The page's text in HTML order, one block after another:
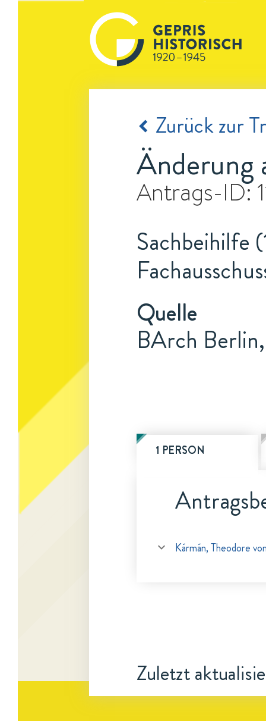
Zurück zur
Änderung
Antrags-ID:
Sachbeihilfe
Quelle
BArch
1 PERSON
Kármán, Theodore
Zuletzt